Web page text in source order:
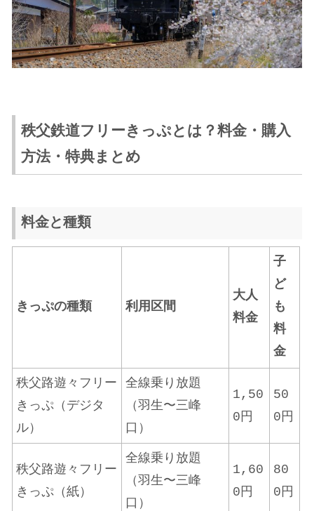
秩父鉄道フリーきっぷとは？料金・購入
方法・特典まとめ
料金と種類
きっぷの種類 利用区間
大人
料金
子
ど
も
料
金
秩父路遊々フリー
きっぷ（デジタ
ル）
全線乗り放題
（羽生〜三峰
口）
1,50
0円
50
0円
秩父路遊々フリー
きっぷ（紙）
全線乗り放題
（羽生〜三峰
口）
1,60
0円
80
0円